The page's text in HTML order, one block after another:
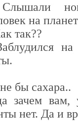
на
так??
на
бы сахара..
зачем вам,
нет. Да и